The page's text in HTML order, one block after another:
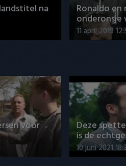
na Ronaldo
onderonsje
11 april 2019
voor Deze
is de
10 juni 2021